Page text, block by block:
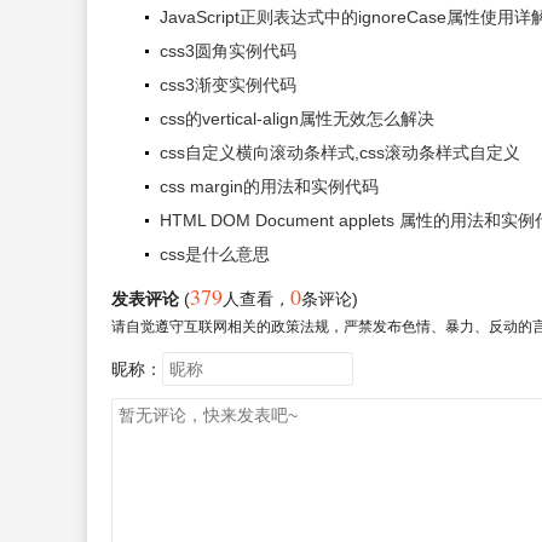
JavaScript正则表达式中的ignoreCase属性使用详
css3圆角实例代码
css3渐变实例代码
css的vertical-align属性无效怎么解决
css自定义横向滚动条样式,css滚动条样式自定义
css margin的用法和实例代码
HTML DOM Document applets 属性的用法和实例
css是什么意思
发表评论 (379人查看 ， 0条评论)
请自觉遵守互联网相关的政策法规，严禁发布色情、暴力、反动的
昵称：